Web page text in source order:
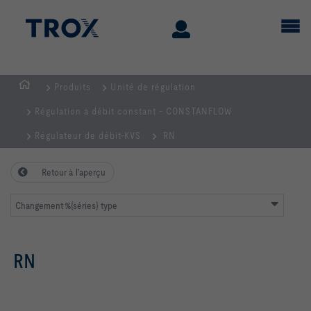
d'accueil
Produits Unité de régulation
Régulation à débit constant - CONSTANFLOW
Régulateur de débit-KVS RN
Retour à l'aperçu
Changement %{séries} type
RN